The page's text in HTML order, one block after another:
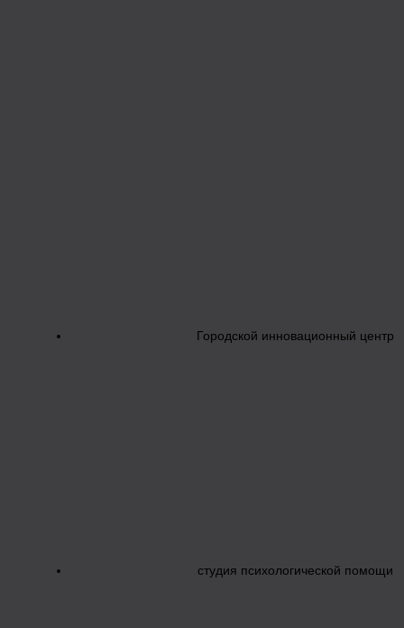
Городской инновационный центр
студия психологической помощи